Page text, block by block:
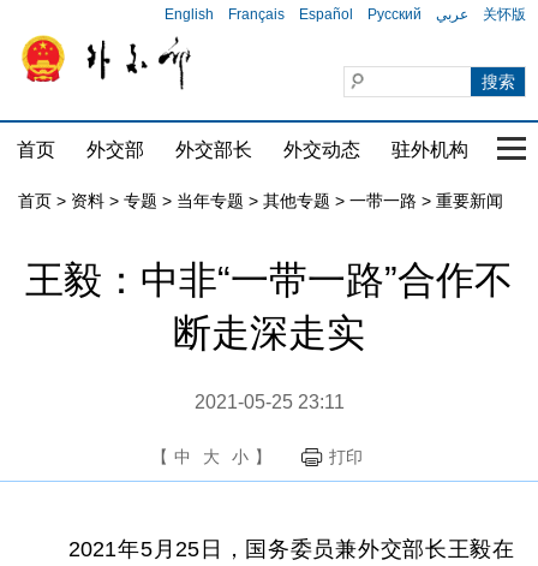
English Français Español Русский عربي 关怀版
首页 外交部 外交部长 外交动态 驻外机构 国
首页 > 资料 > 专题 > 当年专题 > 其他专题 > 一带一路 > 重要新闻
王毅：中非“一带一路”合作不
断走深走实
2021-05-25 23:11
【 中 大 小 】 打印
2021年5月25日，国务委员兼外交部长王毅在